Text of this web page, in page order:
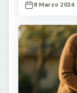
8 Marzo 2024